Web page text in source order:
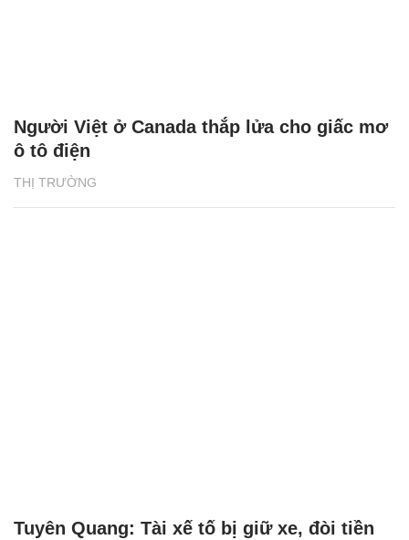
THỊ TRƯỜNG
Người Việt ở Canada thắp lửa cho giấc mơ
ô tô điện
Tuyên Quang: Tài xế tố bị giữ xe, đòi tiền